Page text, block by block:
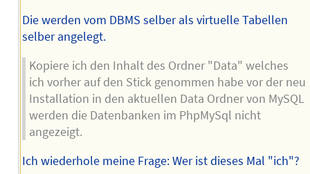
Die werden vom DBMS selber als virtuelle Tabellen
selber angelegt.
Kopiere ich den Inhalt des Ordner "Data" welches
ich vorher auf den Stick genommen habe vor der neu
Installation in den aktuellen Data Ordner von MySQL
werden die Datenbanken im PhpMySql nicht
angezeigt.
Ich wiederhole meine Frage: Wer ist dieses Mal "ich"?